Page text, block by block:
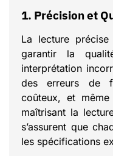
1. Précision et
La lecture
garantir la
interprétation
des erreurs de
coûteux, et
maîtrisant la
s’assurent que
les spécifications